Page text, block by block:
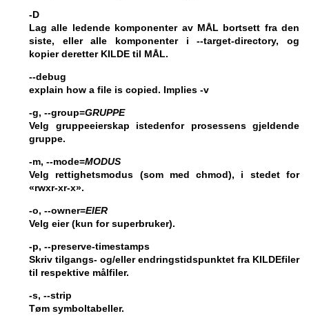
-D
Lag alle ledende komponenter av MÅL bortsett fra den
siste, eller alle komponenter i--target-directory, og
kopier deretter KILDE til MÅL.
--debug
explain how a file is copied. Implies -v
-g, --group=GRUPPE
Velg gruppeeierskap istedenfor prosessens gjeldende
gruppe.
-m, --mode=MODUS
Velg rettighetsmodus (som med chmod), i stedet for
«rwxr-xr-x».
-o, --owner=EIER
Velg eier (kun for superbruker).
-p, --preserve-timestamps
Skriv tilgangs- og/eller endringstidspunktet fra KILDEfiler
til respektive målfiler.
-s, --strip
Tøm symboltabeller.